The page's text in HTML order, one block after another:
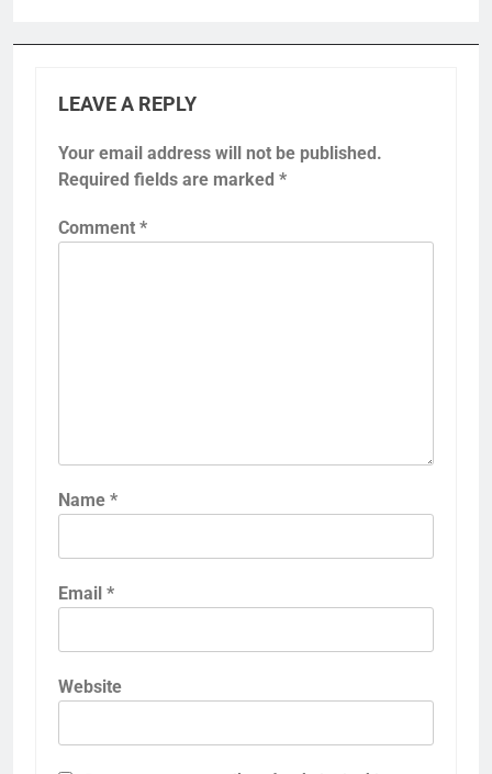
LEAVE A REPLY
Your email address will not be published.
Required fields are marked *
Comment *
Name *
Email *
Website